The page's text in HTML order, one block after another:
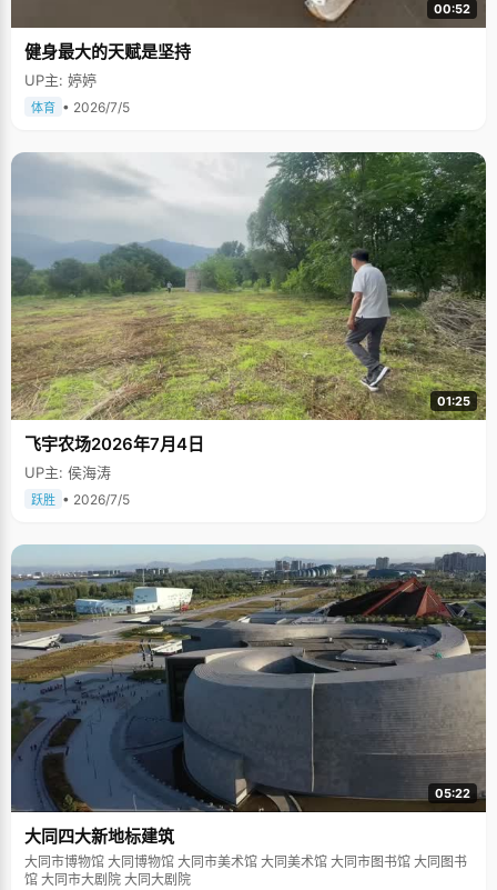
00:52
健身最大的天赋是坚持
UP主: 婷婷
体育 • 2026/7/5
01:25
飞宇农场2026年7月4日
UP主: 侯海涛
跃胜 • 2026/7/5
05:22
大同四大新地标建筑
大同市博物馆 大同博物馆 大同市美术馆 大同美术馆 大同市图书馆 大同图书
馆 大同市大剧院 大同大剧院